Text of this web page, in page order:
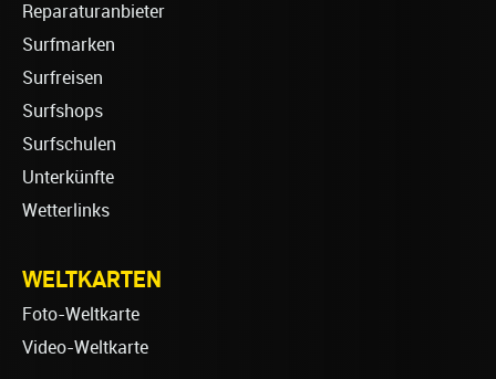
Reparaturanbieter
Surfmarken
Surfreisen
Surfshops
Surfschulen
Unterkünfte
Wetterlinks
WELTKARTEN
Foto-Weltkarte
Video-Weltkarte